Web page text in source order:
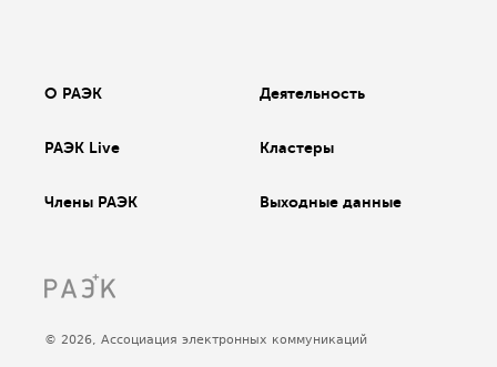
О РАЭК Деятельность
РАЭК Live Кластеры
Члены РАЭК Выходные данные
© 2026, Ассоциация электронных коммуникаций